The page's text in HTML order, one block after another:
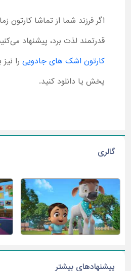
اگر فرزند شما از تماشا کارتون
قدرتمند لذت برد، پیشنهاد
کارتون اشک های جادویی را
پخش یا دانلود کنید.
گالری
پیشنهادهای بیشتر